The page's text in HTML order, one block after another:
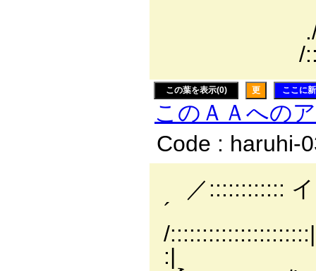
./
/
この葉を表示(0) 更 ここに
このＡＡへの
Code : haruhi-
／::::::::::::
´
/